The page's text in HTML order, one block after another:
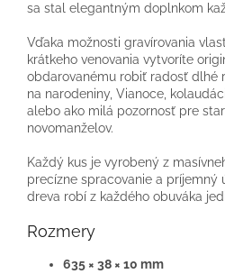
sa stal elegantným doplnkom
Vďaka možnosti gravírovania
krátkeho venovania vytvoríte
obdarovanému robiť radosť dlhé
na narodeniny, Vianoce,
alebo ako milá pozornosť pre
novomanželov.
Každý kus je vyrobený z
precízne spracovanie a príjemný
dreva robí z každého obuváka
Rozmery
635 × 38 × 10 mm